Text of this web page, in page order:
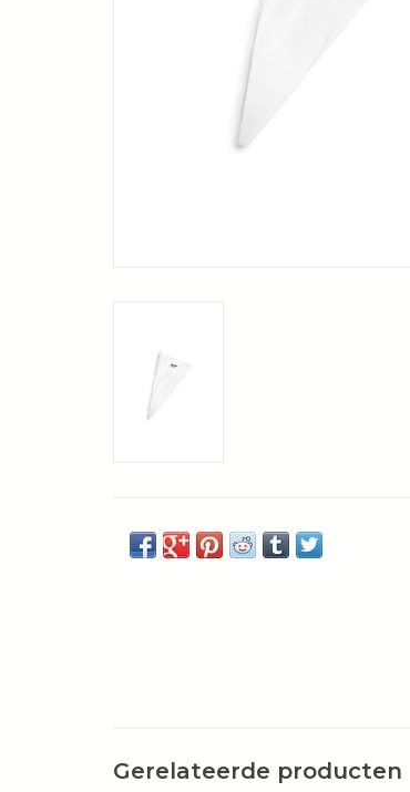
Gerelateerde producten